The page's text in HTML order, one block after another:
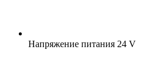
Напряжение питания 24 V